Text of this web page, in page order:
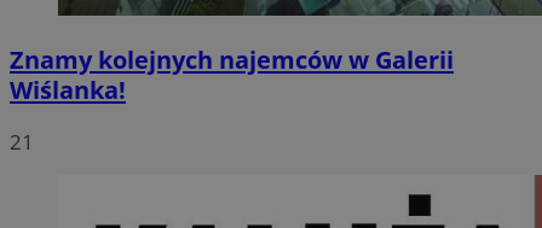
Znamy kolejnych najemców w Galerii
Wiślanka!
21